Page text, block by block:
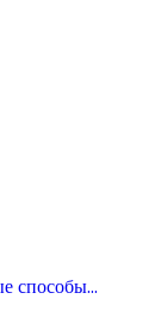
способы…